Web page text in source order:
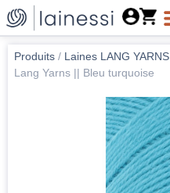
Produits / Laines LANG YARNS
Lang Yarns || Bleu turquoise